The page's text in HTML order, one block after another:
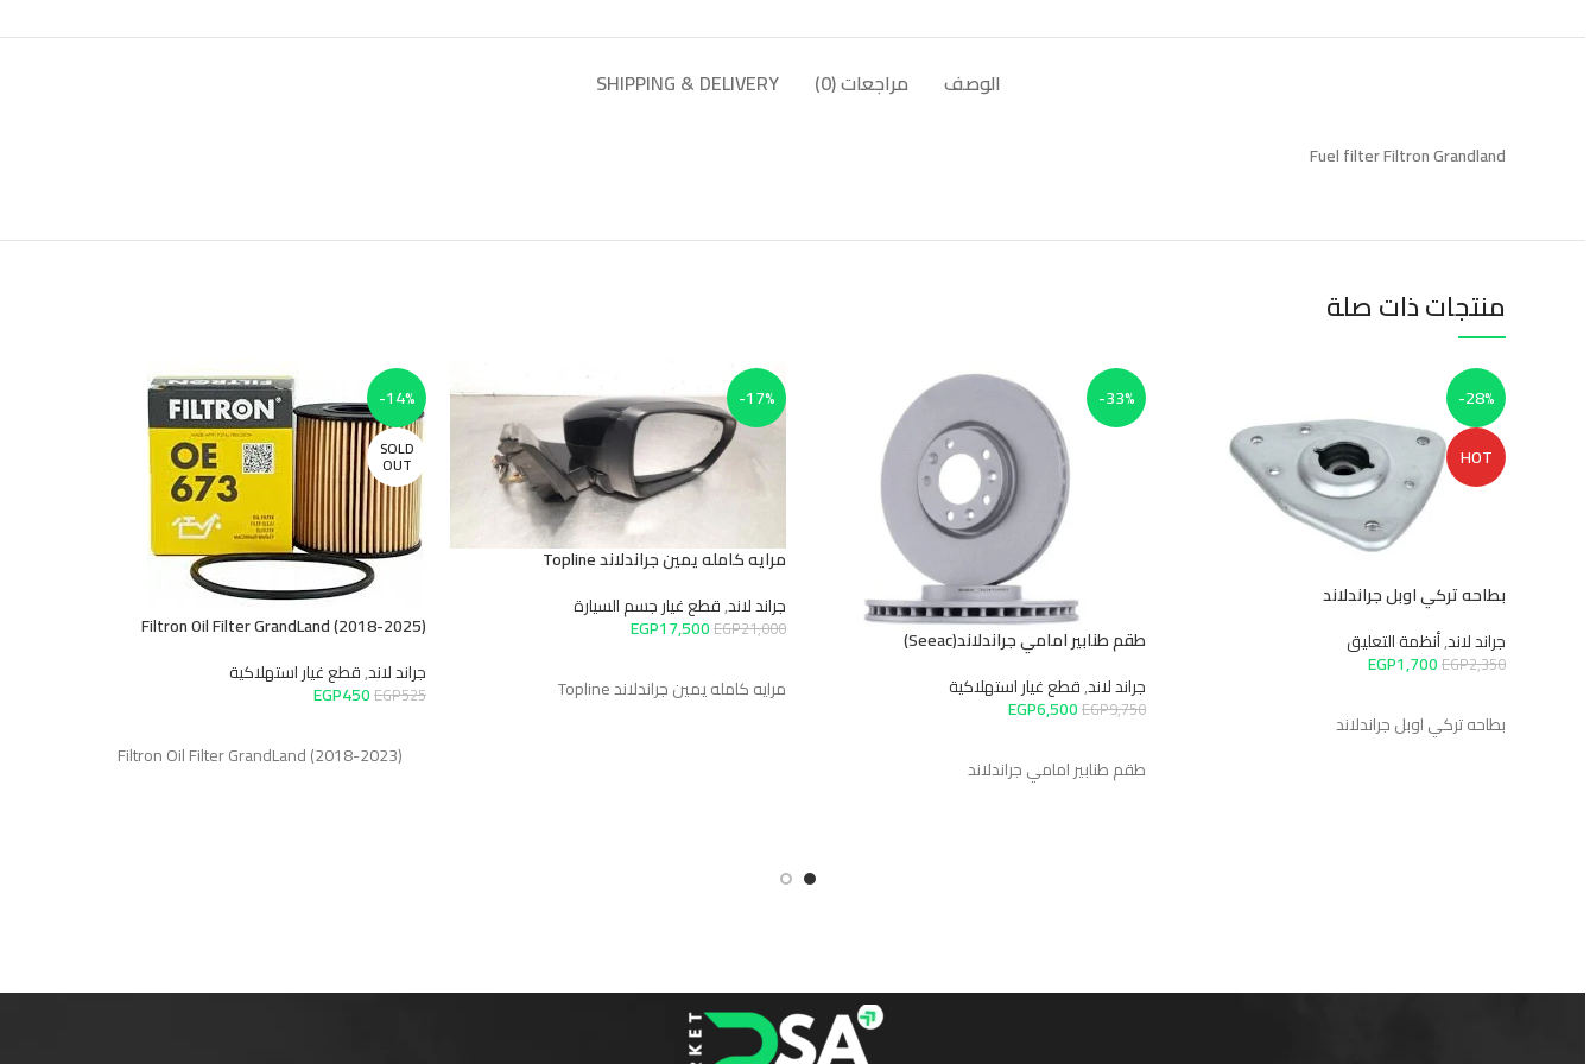
الوصف مراجعات (0) SHIPPING & DELIVERY
Fuel filter Filtron Grandland
منتجات ذات صلة
-28%
HOT
بطاحه تركي اوبل جراندلاند
جراند لاند,أنظمة التعليق
EGP2,350
EGP1,700
بطاحه تركي اوبل جراندلاند
-33%
طقم طنابير امامي جراندلاند(Seeac)
جراند لاند,قطع غيار استهلاكية
EGP9,750
EGP6,500
طقم طنابير امامي جراندلاند
-17%
مرايه كامله يمين جراندلاند Topline
جراند لاند,قطع غيار جسم السيارة
EGP21,000
EGP17,500
مرايه كامله يمين جراندلاند Topline
-14%
SOLD
OUT
Filtron Oil Filter GrandLand (2018-2025)
جراند لاند,قطع غيار استهلاكية
EGP525
EGP450
Filtron Oil Filter GrandLand (2018-2023)